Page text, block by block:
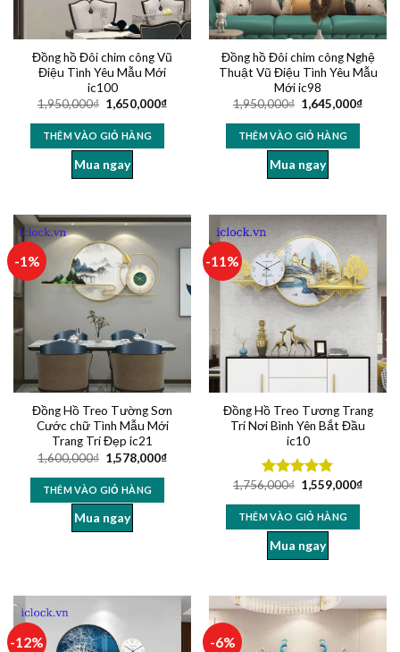
Đồng hồ Đôi chim công Vũ
Điệu Tình Yêu Mẫu Mới
ic100
1,950,000₫ 1,650,000₫
THÊM VÀO GIỎ HÀNG
Mua ngay
Đồng hồ Đôi chim công Nghệ
Thuật Vũ Điệu Tình Yêu Mẫu
Mới ic98
1,950,000₫ 1,645,000₫
THÊM VÀO GIỎ HÀNG
Mua ngay
-1%
Đồng Hồ Treo Tường Sơn
Cước chữ Tình Mẫu Mới
Trang Trí Đẹp ic21
1,600,000₫ 1,578,000₫
THÊM VÀO GIỎ HÀNG
Mua ngay
-11%
Đồng Hồ Treo Tương Trang
Trí Nơi Bình Yên Bắt Đầu
ic10
Được xếp
hạng5.00
5 sao
1,756,000₫ 1,559,000₫
THÊM VÀO GIỎ HÀNG
Mua ngay
-12% -6%